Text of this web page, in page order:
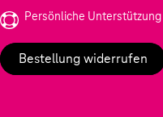
Persönliche Unterstützung
Bestellung widerrufen